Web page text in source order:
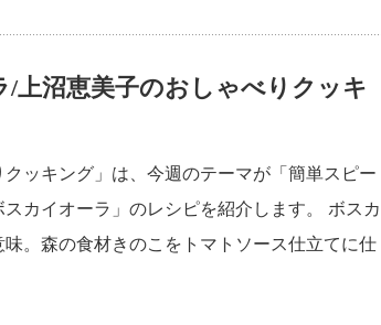
上沼恵美子のおしゃべりクッキ
ッキング」は、今週のテーマが「簡単スピー
カイオーラ」のレシピを紹介します。 ボスカ
。森の食材きのこをトマトソース仕立てに仕